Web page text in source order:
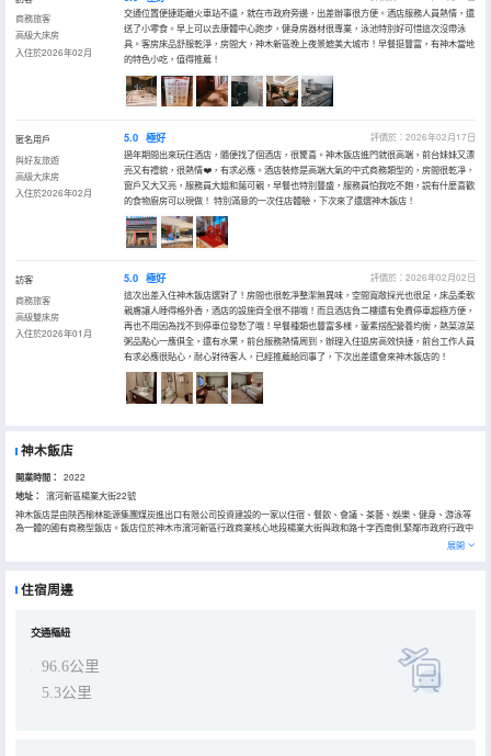
商務旅客
高級大床房
入住於2026年02月
交通位置便捷距離火車站不遠，就在市政府旁邊，出差辦事很方便。酒店服務人員熱情，還
送了小零食。早上可以去康體中心跑步，健身房器材很專業，泳池特別好可惜這次沒帶泳
具。客房床品舒服乾淨，房間大，神木新區晚上夜景媲美大城市！早餐挺豐富，有神木當地
的特色小吃，值得推薦！
匿名用戶
與好友旅遊
高級大床房
入住於2026年02月
5.0 極好
評價於：2026年02月17日
過年期間出來玩住酒店，隨便找了個酒店，很驚喜。神木飯店進門就很高端，前台妹妹又漂
亮又有禮貌，很熱情❤️，有求必應。酒店裝修是高端大氣的中式商務類型的，房間很乾凈，
窗戶又大又亮，服務員大姐和藹可親，早餐也特別豐盛，服務員怕我吃不飽，説有什麼喜歡
的食物廚房可以現做！ 特別滿意的一次住店體驗，下次來了還選神木飯店！
訪客
商務旅客
高級雙床房
入住於2026年01月
5.0 極好
評價於：2026年02月02日
這次出差入住神木飯店選對了！房間也很乾凈整潔無異味，空間寬敞採光也很足，床品柔軟
親膚讓人睡得格外香，酒店的設施齊全很不錯哦！而且酒店負二樓還有免費停車超極方便，
再也不用因為找不到停車位發愁了哦！早餐種類也豐富多樣，葷素搭配營養均衡，熱菜涼菜
粥品點心一應俱全，還有水果，前台服務熱情周到，辦理入住退房高效快捷，前台工作人員
有求必應很貼心，耐心對待客人，已經推薦給同事了，下次出差還會來神木飯店的！
神木飯店
開業時間： 2022
地址：
濱河新區楊業大街22號
神木飯店是由陝西榆林能源集團煤炭進出口有限公司投資建設的一家以住宿、餐飲、會議、茶藝、娛樂、健身、游泳等
為一體的國有商務型飯店。飯店位於神木市濱河新區行政商業核心地段楊業大街與政和路十字西南側,緊鄰市政府行政中
心,飯店毗鄰3A級景區楊業公園，佔盡城市文化及商業中心的核心位置。神木火車站5分鐘車程,酒店門口多路公交車，地
理位置優越,交通便利，為您的神奇神木之旅提供更加便捷的選擇，是您商務出行和旅遊休閒的理想之選。神木飯店是由
層裙樓,正前方附帶約15畝廣場,視野開闊,環境優美,地上、地下共有車位208個。大堂面積約600平米,淨高近8米飯店各
會議報告）2個，各類型會議室數個。37間中餐包間獨具特色，休閒的茶水吧及全日制餐廳一應俱全。除高檔的住宿、
餐飲、會議外，飯店四樓設有KTV等娛樂場所，六樓還配備了健身房、健康水療等一系列綜合設施,為給顧客提供全方
位、現代化的體驗，我們將提供更優質的服務。神木飯店全體員工誠摯歡迎您的光臨！
展開
住宿周邊
交通樞紐
96.6公里
5.3公里